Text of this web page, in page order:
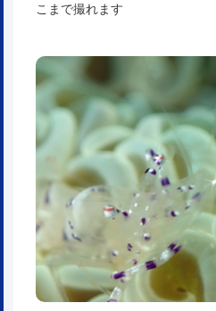
こまで撮れます